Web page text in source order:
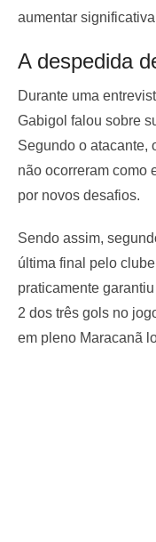
aumentar
A despedida
Durante uma
Gabigol falou sobre
Segundo o atacante,
não ocorreram como
por novos desafios.
Sendo assim,
última final pelo
praticamente
2 dos três gols no
em pleno Maracanã